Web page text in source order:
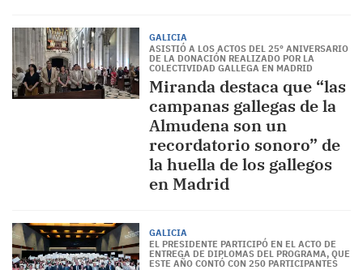
GALICIA
ASISTIÓ A LOS ACTOS DEL 25º ANIVERSARIO
DE LA DONACIÓN REALIZADO POR LA
COLECTIVIDAD GALLEGA EN MADRID
Miranda destaca que “las
campanas gallegas de la
Almudena son un
recordatorio sonoro” de
la huella de los gallegos
en Madrid
GALICIA
EL PRESIDENTE PARTICIPÓ EN EL ACTO DE
ENTREGA DE DIPLOMAS DEL PROGRAMA, QUE
ESTE AÑO CONTÓ CON 250 PARTICIPANTES